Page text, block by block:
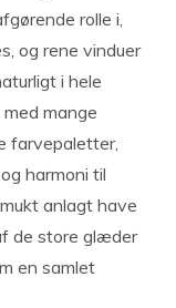
rolle i,
og rene vinduer
i hele
mange
farvepaletter,
harmoni til
anlagt have
de store glæder
en samlet